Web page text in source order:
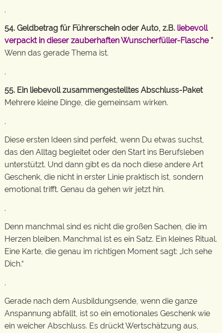
.
54. Geldbetrag für Führerschein oder Auto, z.B. liebevoll
verpackt in dieser zauberhaften Wunscherfüller-Flasche*
Wenn das gerade Thema ist.
.
55. Ein liebevoll zusammengestelltes Abschluss-Paket
Mehrere kleine Dinge, die gemeinsam wirken.
.
Diese ersten Ideen sind perfekt, wenn Du etwas suchst,
das den Alltag begleitet oder den Start ins Berufsleben
unterstützt. Und dann gibt es da noch diese andere Art
Geschenk, die nicht in erster Linie praktisch ist, sondern
emotional trifft. Genau da gehen wir jetzt hin.
.
Denn manchmal sind es nicht die großen Sachen, die im
Herzen bleiben. Manchmal ist es ein Satz. Ein kleines Ritual.
Eine Karte, die genau im richtigen Moment sagt: „Ich sehe
Dich.“
.
Gerade nach dem Ausbildungsende, wenn die ganze
Anspannung abfällt, ist so ein emotionales Geschenk wie
ein weicher Abschluss. Es drückt Wertschätzung aus,